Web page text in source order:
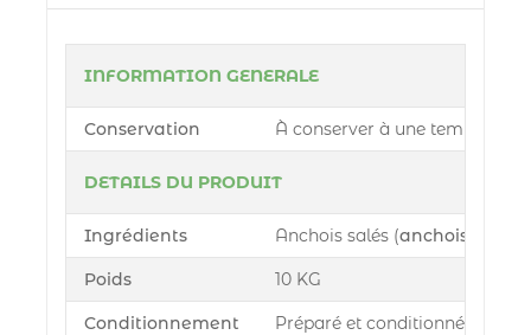
INFORMATION GENERALE
Conservation À conserver à une
DETAILS DU PRODUIT
Ingrédients Anchois salés (anchois
Poids 10 KG
Conditionnement Préparé et conditionné par